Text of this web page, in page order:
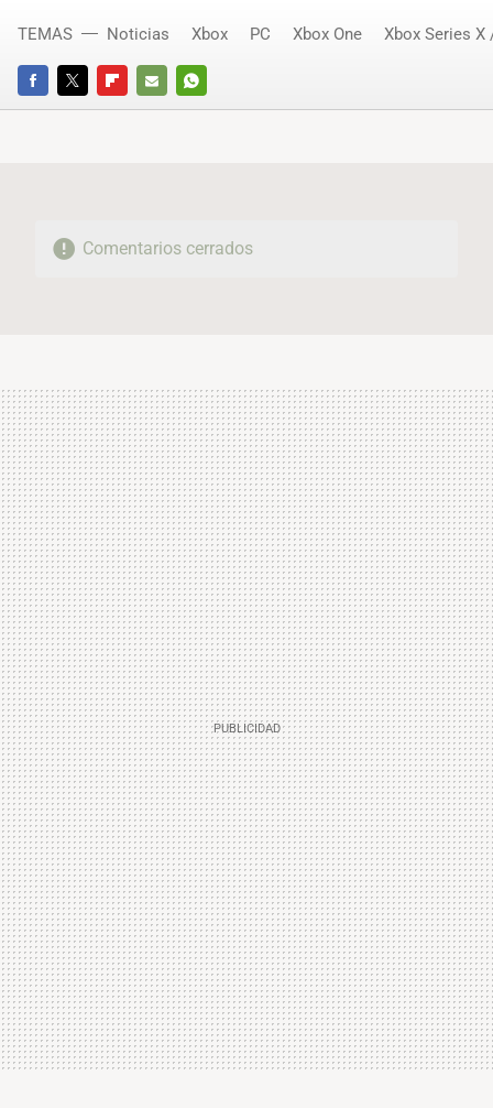
FACEBOOKTWITTERFLIPBOARD
E-
WHATSAPP
TEMAS Noticias Xbox PC Xbox One Xbox Series X
Comentarios cerrados